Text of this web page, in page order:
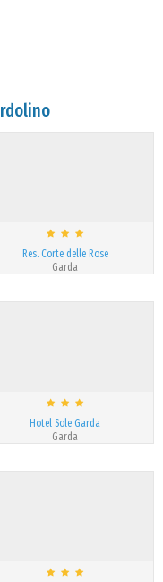
Res. Corte delle Rose
Garda
Hotel Sole Garda
Garda